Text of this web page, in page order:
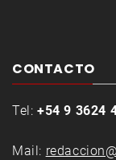
CONTACTO
Tel: +54 9 3624
Mail: